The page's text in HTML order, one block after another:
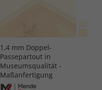
1,4 mm Doppel-
Passepartout in
Museumsqualität -
Maßanfertigung